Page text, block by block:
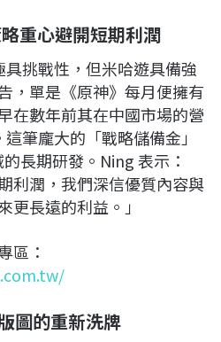
重心避開短期利潤
挑戰性，但米哈遊具備強
，單是《原神》每月便擁有
在數年前其在中國市場的營
筆龐大的「戰略儲備金」
長期研發。Ning 表示：
利潤，我們深信優質內容與
更長遠的利益。」
區：
圖的重新洗牌